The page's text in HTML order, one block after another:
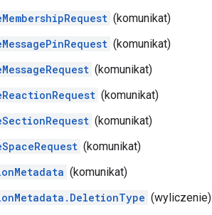
(komunikat)
(komunikat)
(komunikat)
(komunikat)
(komunikat)
(komunikat)
(komunikat)
(wyliczenie)